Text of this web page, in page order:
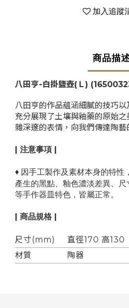
加入追蹤
商品描
八田亨-白掛鹽壺(Ｌ) (
八田亨的作品蘊涵細膩的技巧
充分展現了土壤與釉藥的原始
雜深邃的表情，向我們傳達陶藝
| 注意事項 |
♦ 因手工製作及素材本身的特性
產生的黑點、釉色濃淡差異、
等手作器皿特色，皆屬正常。
| 商品規格 |
尺寸(mm)
直徑170 高130
材質
陶器